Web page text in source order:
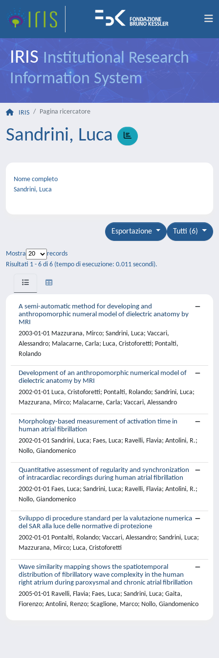
IRIS Institutional Research
Information System
IRIS Pagina ricercatore
Sandrini, Luca
Nome completo
Sandrini, Luca
Tutti (6)
Esportazione
Mostra
records
Risultati 1 - 6 di 6 (tempo di esecuzione: 0.011 secondi).
A semi-automatic method for developing and
anthropomorphic numeral model of dielectric anatomy by
MRI
2003-01-01 Mazzurana, Mirco; Sandrini, Luca; Vaccari,
Alessandro; Malacarne, Carla; Luca, Cristoforetti; Pontalti,
Rolando
Development of an anthropomorphic numerical model of
dielectric anatomy by MRI
2002-01-01 Luca, Cristoforetti; Pontalti, Rolando; Sandrini, Luca;
Mazzurana, Mirco; Malacarne, Carla; Vaccari, Alessandro
Morphology-based measurement of activation time in
human atrial fibrillation
2002-01-01 Sandrini, Luca; Faes, Luca; Ravelli, Flavia; Antolini, R.;
Nollo, Giandomenico
Quantitative assessment of regularity and synchronization
of intracardiac recordings during human atrial fibrillation
2002-01-01 Faes, Luca; Sandrini, Luca; Ravelli, Flavia; Antolini, R.;
Nollo, Giandomenico
Sviluppo di procedure standard per la valutazione numerica
del SAR alla luce delle normative di protezione
2002-01-01 Pontalti, Rolando; Vaccari, Alessandro; Sandrini, Luca;
Mazzurana, Mirco; Luca, Cristoforetti
Wave similarity mapping shows the spatiotemporal
distribution of fibrillatory wave complexity in the human
right atrium during paroxysmal and chronic atrial fibrillation
2005-01-01 Ravelli, Flavia; Faes, Luca; Sandrini, Luca; Gaita,
Fiorenzo; Antolini, Renzo; Scaglione, Marco; Nollo, Giandomenico